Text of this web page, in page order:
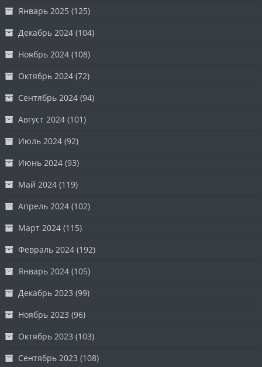
Январь 2025 (125)
Декабрь 2024 (104)
Ноябрь 2024 (108)
Октябрь 2024 (72)
Сентябрь 2024 (94)
Август 2024 (101)
Июль 2024 (92)
Июнь 2024 (93)
Май 2024 (119)
Апрель 2024 (102)
Март 2024 (115)
Февраль 2024 (192)
Январь 2024 (105)
Декабрь 2023 (99)
Ноябрь 2023 (96)
Октябрь 2023 (103)
Сентябрь 2023 (108)